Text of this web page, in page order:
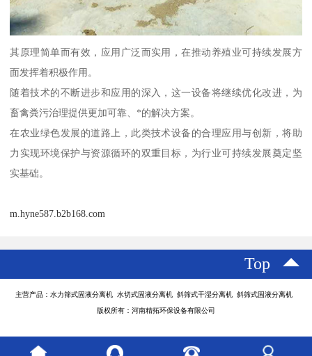
其原理简单而有效，应用广泛而实用，在推动养殖业可持续发展方
面发挥着积极作用。
随着技术的不断进步和应用的深入，这一设备将继续优化改进，为
畜禽粪污治理提供更加可靠、*的解决方案。
在农业绿色发展的道路上，此类技术设备的合理应用与创新，将助
力实现环境保护与资源循环的双重目标，为行业可持续发展奠定坚
实基础。
m.hyne587.b2b168.com
Top
主营产品：水力筛式固液分离机 水切式固液分离机 斜筛式干湿分离机 斜筛式固液分离机
版权所有：河南精拓环保设备有限公司